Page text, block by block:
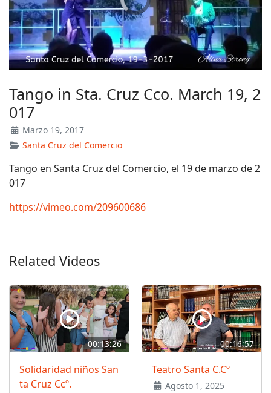
Tango in Sta. Cruz Cco. March 19, 2
017
Marzo 19, 2017
Santa Cruz del Comercio
Tango en Santa Cruz del Comercio, el 19 de marzo de 2
017
https://vimeo.com/209600686
Related Videos
00:13:26
Solidaridad niños San
ta Cruz Ccº.
00:16:57
Teatro Santa C.Cº
Agosto 1, 2025